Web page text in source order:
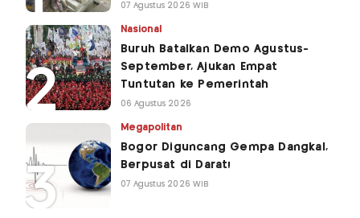
07 Agustus 2026 WIB
Nasional
Buruh Batalkan Demo Agustus-
September, Ajukan Empat
Tuntutan ke Pemerintah
06 Agustus 2026
Megapolitan
Bogor Diguncang Gempa Dangkal,
Berpusat di Darat!
07 Agustus 2026 WIB